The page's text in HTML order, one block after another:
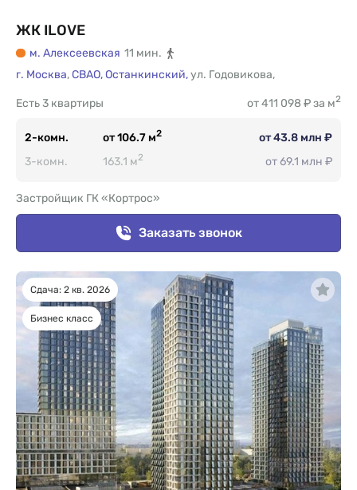
ЖК ILOVE
м. Алексеевская 11 мин.
г. Москва,СВАО,Останкинский,ул. Годовикова,
3 квартиры
Есть от 411 098 ₽ за м2
2-комн. от 106.7 м2
от 43.8 млн ₽
3-комн.
163.1 м2 от 69.1 млн ₽
Застройщик ГК «Кортрос»
Заказать звонок
Сдача: 2 кв. 2026
Бизнес класс